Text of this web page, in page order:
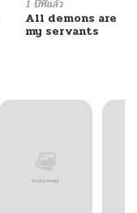
05/20/2026
1 ปีที่แล้ว
All demons are
my servants